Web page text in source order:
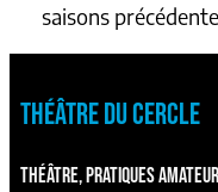
saisons
THÉÂTRE DU CERCLE
THÉÂTRE, PRATIQUES